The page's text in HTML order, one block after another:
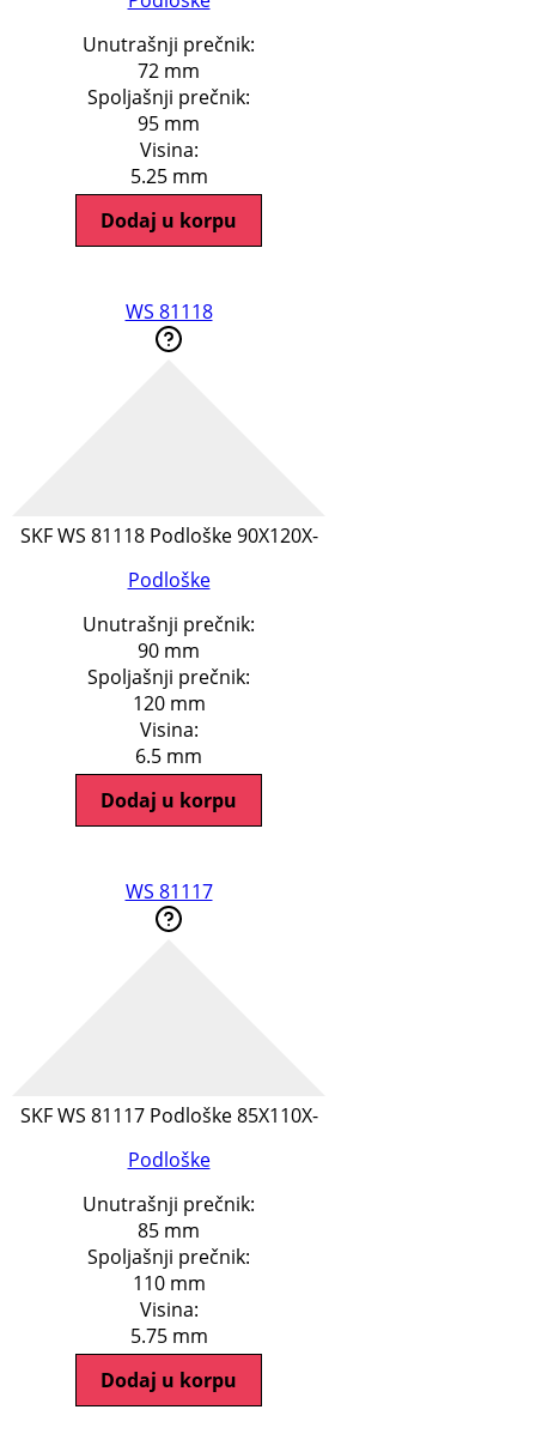
Unutrašnji prečnik:
72 mm
Spoljašnji prečnik:
95 mm
Visina:
5.25 mm
Dodaj u korpu
WS 81118
SKF WS 81118 Podloške 90X120X-
Podloške
Unutrašnji prečnik:
90 mm
Spoljašnji prečnik:
120 mm
Visina:
6.5 mm
Dodaj u korpu
WS 81117
SKF WS 81117 Podloške 85X110X-
Podloške
Unutrašnji prečnik:
85 mm
Spoljašnji prečnik:
110 mm
Visina:
5.75 mm
Dodaj u korpu